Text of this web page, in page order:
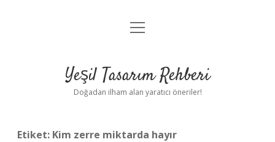
Anasayfa
Yasal Uyarı
menüyü
Yeşil Tasarım Rehberi
Doğadan ilham alan yaratıcı öneriler!
Etiket: Kim zerre miktarda hayır